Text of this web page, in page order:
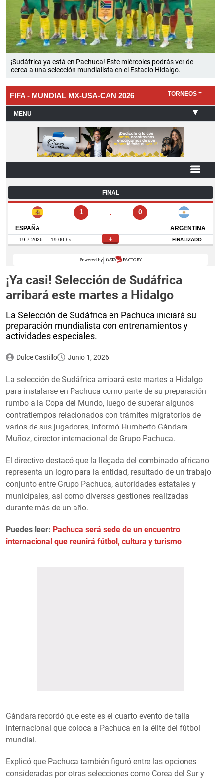
¡Sudáfrica ya está en Pachuca! Este miércoles podrás ver de
cerca a una selección mundialista en el Estadio Hidalgo.
¡Ya casi! Selección de Sudáfrica
arribará este martes a Hidalgo
La Selección de Sudáfrica en Pachuca iniciará su
preparación mundialista con entrenamientos y
actividades especiales.
Dulce Castillo Junio 1, 2026
La selección de Sudáfrica arribará este martes a Hidalgo
para instalarse en Pachuca como parte de su preparación
rumbo a la Copa del Mundo, luego de superar algunos
contratiempos relacionados con trámites migratorios de
varios de sus jugadores, informó Humberto Gándara
Muñoz, director internacional de Grupo Pachuca.
El directivo destacó que la llegada del combinado africano
representa un logro para la entidad, resultado de un trabajo
conjunto entre Grupo Pachuca, autoridades estatales y
municipales, así como diversas gestiones realizadas
durante más de un año.
Puedes leer: Pachuca será sede de un encuentro
internacional que reunirá fútbol, cultura y turismo
Gándara recordó que este es el cuarto evento de talla
internacional que coloca a Pachuca en la élite del fútbol
mundial.
Explicó que Pachuca también figuró entre las opciones
consideradas por otras selecciones como Corea del Sur y